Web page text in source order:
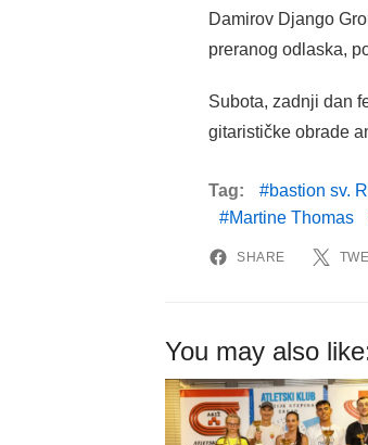
Damirov Django
preranog odlaska,
Subota, zadnji dan
gitarističke obrade
Tag: bastion sv.
Martine Thomas
SHARE
You may also